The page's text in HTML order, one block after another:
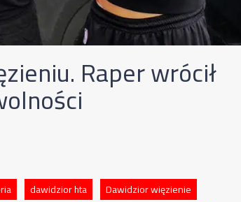
Raper wrócił
dawidzior hta
Dawidzior więzienie